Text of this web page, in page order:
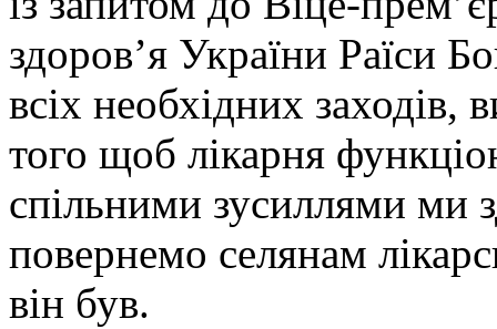
здоров’я України Раїси
всіх необхідних заходів,
того щоб лікарня
спільними зусиллями ми
повернемо селянам
він був.